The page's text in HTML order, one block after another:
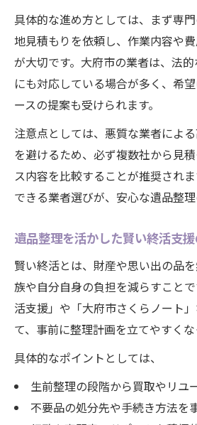
遺品整理と地域支援制度
終活支援と遺品整理の地
大府市で選ばれる遺品整
クリーンセンター利用時
不要品を有効活用する終活のコ
遺品整理で不要品を賢く
買取を活かした不要品整
終活支援サービスと遺品
遺品整理で心も暮らしも
具体的な進め方としては、まず専
地見積もりを依頼し、作業内容や
が大切です。大府市の業者は、法
にも対応している場合が多く、希
ースの提案も受けられます。
注意点としては、悪質な業者によ
を避けるため、必ず複数社から見
ス内容を比較することが推奨され
できる業者選びが、安心な遺品整理
遺品整理を活かした賢い終活支
賢い終活とは、財産や思い出の品
族や自分自身の負担を減らすこと
活支援」や「大府市さくらノート
て、事前に整理計画を立てやすくな
具体的なポイントとしては、
生前整理の段階から買取やリユ
不要品の処分先や手続き方法を